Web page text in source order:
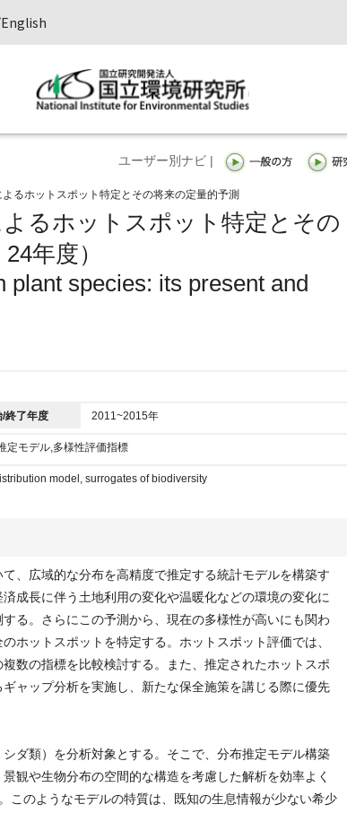
English
ユーザー別ナビ |
るホットスポット特定とその将来の定量的予測
るホットスポット特定とその
年度）
plant species: its present and
/終了年度 2011~2015年
定モデル,多様性評価指標
model, surrogates of biodiversity
、広域的な分布を高精度で推定する統計モデルを構築す
成長に伴う土地利用の変化や温暖化などの環境の変化に
る。さらにこの予測から、現在の多様性が高いにも関わ
ホットスポットを特定する。ホットスポット評価では、
数の指標を比較検討する。また、推定されたホットスポ
ャップ分析を実施し、新たな保全施策を講じる際に優先
ダ類）を分析対象とする。そこで、分布推定モデル構築
観や生物分布の空間的な構造を考慮した解析を効率よく
このようなモデルの特質は、既知の生息情報が少ない希少